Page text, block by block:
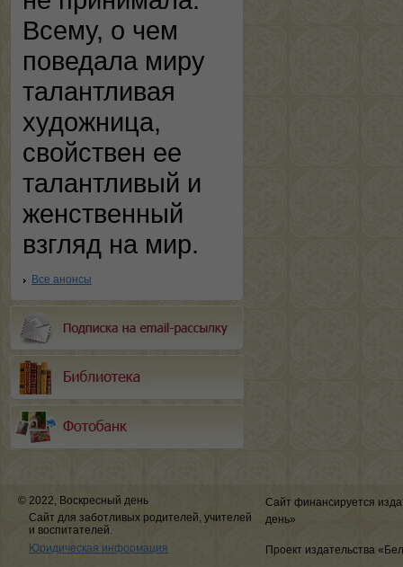
Всему, о чем
поведала миру
талантливая
художница,
свойствен ее
талантливый и
женственный
взгляд на мир.
Все анонсы
© 2022, Воскресный день
Сайт для заботливых родителей, учителей
и воспитателей.
Юридическая информация
Сайт финансируется
день»
Проект издательства